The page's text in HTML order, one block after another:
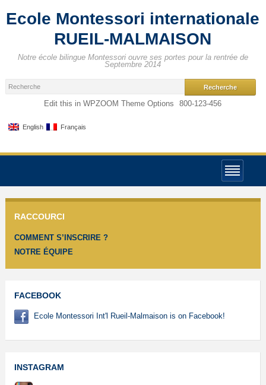
Ecole Montessori internationale
RUEIL-MALMAISON
Notre école bilingue Montessori ouvre ses portes pour la rentrée de
Septembre 2014
Edit this in WPZOOM Theme Options 800-123-456
English Français
RACCOURCI
COMMENT S’INSCRIRE ?
NOTRE ÉQUIPE
FACEBOOK
Ecole Montessori Int'l Rueil-Malmaison is on Facebook!
INSTAGRAM